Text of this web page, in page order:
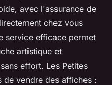
avec l'assurance de
chez vous
service efficace permet
artistique et
effort. Les Petites
de vendre des affiches :